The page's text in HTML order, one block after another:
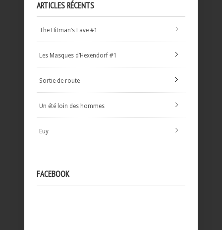
ARTICLES RÉCENTS
The Hitman’s Fave #1
Les Masques d’Hexendorf #1
Sortie de route
Un été loin des hommes
Euy
FACEBOOK